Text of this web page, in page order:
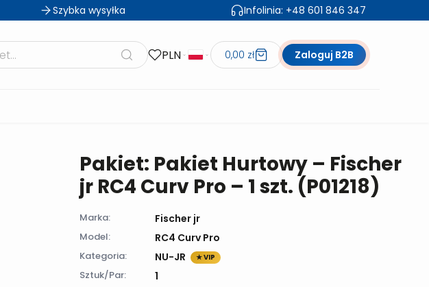
Szybka wysyłka Infolinia: +48 601 846 347
PLN 0,00 zł Zaloguj B2B
Pakiet: Pakiet Hurtowy – Fischer
jr RC4 Curv Pro – 1 szt. (P01218)
Marka: Fischer jr
Model: RC4 Curv Pro
Kategoria: NU-JR ★ VIP
Sztuk/Par: 1